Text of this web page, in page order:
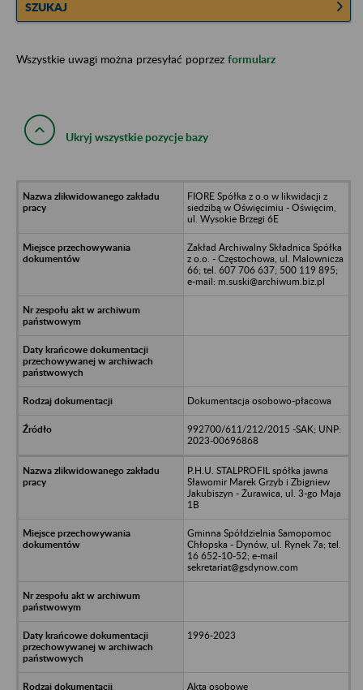
SZUKAJ
Wszystkie uwagi można przesyłać poprzez formularz
Ukryj wszystkie pozycje bazy
FIORE Spółka z o.o w likwidacji z
siedzibą w Oświęcimiu - Oświęcim,
ul. Wysokie Brzegi 6E
Zakład Archiwalny Składnica Spółka
z o.o. - Częstochowa, ul. Malownicza
66; tel. 607 706 637; 500 119 895;
e-mail: m.suski@archiwum.biz.pl
Dokumentacja osobowo-płacowa
992700/611/212/2015 -SAK; UNP:
2023-00696868
P.H.U. STALPROFIL spółka jawna
Sławomir Marek Grzyb i Zbigniew
Jakubiszyn - Żurawica, ul. 3-go Maja
1B
Gminna Spółdzielnia Samopomoc
Chłopska - Dynów, ul. Rynek 7a; tel.
16 652-10-52; e-mail
sekretariat@gsdynow.com
1996-2023
Akta osobowe